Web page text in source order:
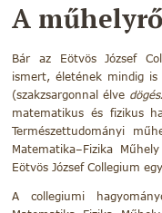
A
Bár az Eötvös József
ismert, életének mindig is
(szakzsargonnal élve
matematikus és fizikus
Természettudományi
Matematika–Fizika
Eötvös József Collegium
A collegiumi